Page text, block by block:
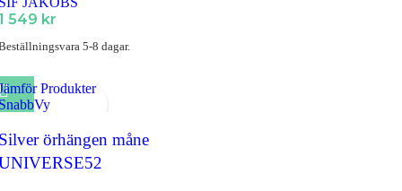
549 kr
5-8 dagar.
Produkter
örhängen måne